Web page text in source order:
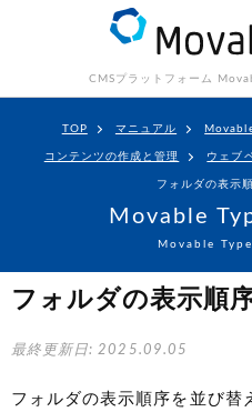
CMSプラットフォーム
TOP マニュアル
コンテンツの作成と管理 ウェブ
フォルダの表示
Movable
Movable
フォルダの表示順
最終更新日: 2025.09.05
フォルダの表示順序を並び替